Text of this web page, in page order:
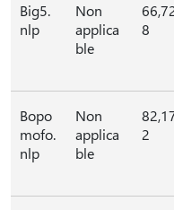
Big5.
nlp
Non
applica
ble
8
Bopo
mofo.
nlp
Non
applica
ble
2